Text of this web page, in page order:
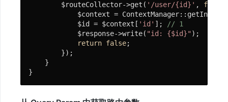
        $routeCollector->get(
'/user/{id}' ,
$context =
            $id = $context[
'id' ];
// 1
            $response->write(
"id: {$id}");
return false;
        });
    }
}